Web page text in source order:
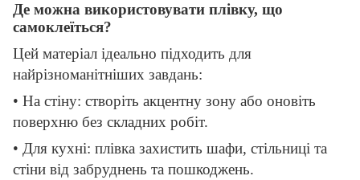
Де можна використовувати плівку, що
самоклеїться?
Цей матеріал ідеально підходить для
найрізноманітніших завдань:
• На стіну: створіть акцентну зону або оновіть
поверхню без складних робіт.
• Для кухні: плівка захистить шафи, стільниці та
стіни від забруднень та пошкоджень.